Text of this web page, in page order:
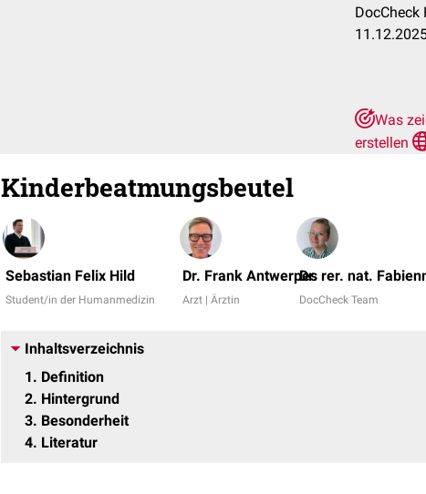
DocCheck
Was
erstellen
Kinderbeatmungsbeutel
Sebastian Felix Hild
Student/in der Humanmedizin
Dr. Frank Antwerpes
Arzt | Ärztin
Dr. rer. nat.
DocCheck Team
Inhaltsverzeichnis
1
Definition
2 Hintergrund
3 Besonderheit
4 Literatur